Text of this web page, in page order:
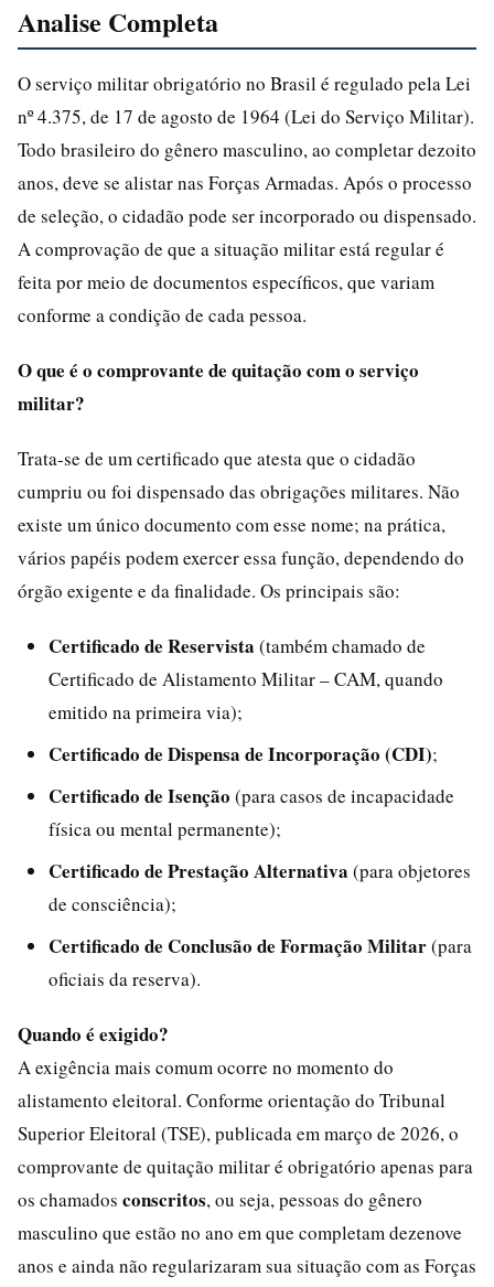
Analise Completa
O serviço militar obrigatório no Brasil é regulado pela Lei
nº 4.375, de 17 de agosto de 1964 (Lei do Serviço Militar).
Todo brasileiro do gênero masculino, ao completar dezoito
anos, deve se alistar nas Forças Armadas. Após o processo
de seleção, o cidadão pode ser incorporado ou dispensado.
A comprovação de que a situação militar está regular é
feita por meio de documentos específicos, que variam
conforme a condição de cada pessoa.
O que é o comprovante de quitação com o serviço
militar?
Trata-se de um certificado que atesta que o cidadão
cumpriu ou foi dispensado das obrigações militares. Não
existe um único documento com esse nome; na prática,
vários papéis podem exercer essa função, dependendo do
órgão exigente e da finalidade. Os principais são:
Certificado de Reservista (também chamado de
Certificado de Alistamento Militar – CAM, quando
emitido na primeira via);
Certificado de Dispensa de Incorporação (CDI);
Certificado de Isenção (para casos de incapacidade
física ou mental permanente);
Certificado de Prestação Alternativa (para objetores
de consciência);
Certificado de Conclusão de Formação Militar(para
oficiais da reserva).
Quando é exigido?
A exigência mais comum ocorre no momento do
alistamento eleitoral. Conforme orientação do Tribunal
Superior Eleitoral (TSE), publicada em março de 2026, o
comprovante de quitação militar é obrigatório apenas para
os chamados conscritos, ou seja, pessoas do gênero
masculino que estão no ano em que completam dezenove
anos e ainda não regularizaram sua situação com as Forças